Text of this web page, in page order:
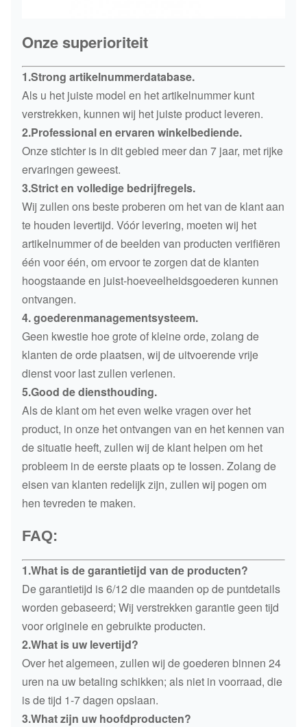
Onze superioriteit
1.Strong artikelnummerdatabase.
Als u het juiste model en het artikelnummer kunt
verstrekken, kunnen wij het juiste product leveren.
2.Professional en ervaren winkelbediende.
Onze stichter is in dit gebied meer dan 7 jaar, met rijke
ervaringen geweest.
3.Strict en volledige bedrijfregels.
Wij zullen ons beste proberen om het van de klant aan
te houden levertijd. Vóór levering, moeten wij het
artikelnummer of de beelden van producten verifiëren
één voor één, om ervoor te zorgen dat de klanten
hoogstaande en juist-hoeveelheidsgoederen kunnen
ontvangen.
4. goederenmanagementsysteem.
Geen kwestie hoe grote of kleine orde, zolang de
klanten de orde plaatsen, wij de uitvoerende vrije
dienst voor last zullen verlenen.
5.Good de diensthouding.
Als de klant om het even welke vragen over het
product, in onze het ontvangen van en het kennen van
de situatie heeft, zullen wij de klant helpen om het
probleem in de eerste plaats op te lossen. Zolang de
eisen van klanten redelijk zijn, zullen wij pogen om
hen tevreden te maken.
FAQ:
1.What is de garantietijd van de producten?
De garantietijd is 6/12 die maanden op de puntdetails
worden gebaseerd; Wij verstrekken garantie geen tijd
voor originele en gebruikte producten.
2.What is uw levertijd?
Over het algemeen, zullen wij de goederen binnen 24
uren na uw betaling schikken; als niet in voorraad, die
is de tijd 1-7 dagen opslaan.
3.What zijn uw hoofdproducten?